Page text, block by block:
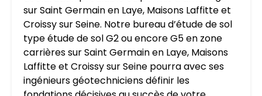
sur Saint Germain en Laye, Maisons Laffitte et
Croissy sur Seine. Notre bureau d’étude de sol
type étude de sol G2 ou encore G5 en zone
carrières sur Saint Germain en Laye, Maisons
Laffitte et Croissy sur Seine pourra avec ses
ingénieurs géotechniciens définir les